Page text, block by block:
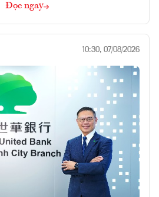
Đọc ngay
10:30, 07/08/2026